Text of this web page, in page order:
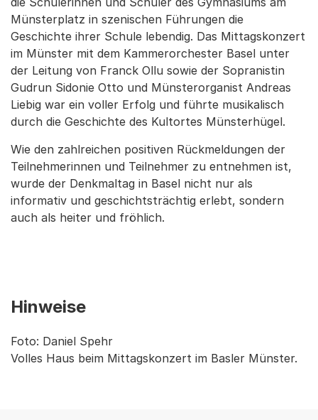
Münsterplatz in szenischen Führungen die
Geschichte ihrer Schule lebendig. Das Mittagskonzert
im Münster mit dem Kammerorchester Basel unter
der Leitung von Franck Ollu sowie der Sopranistin
Gudrun Sidonie Otto und Münsterorganist Andreas
Liebig war ein voller Erfolg und führte musikalisch
durch die Geschichte des Kultortes Münsterhügel.
Wie den zahlreichen positiven Rückmeldungen der
Teilnehmerinnen und Teilnehmer zu entnehmen ist,
wurde der Denkmaltag in Basel nicht nur als
informativ und geschichtsträchtig erlebt, sondern
auch als heiter und fröhlich.
Hinweise
Foto: Daniel Spehr
Volles Haus beim Mittagskonzert im Basler Münster.